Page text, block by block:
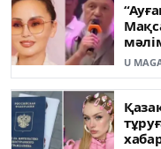
U